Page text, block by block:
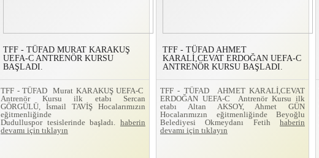
TFF - TÜFAD MURAT KARAKUŞ
UEFA-C ANTRENÖR KURSU
BAŞLADI.
TFF - TÜFAD Murat KARAKUŞ UEFA-C
Antrenör Kursu ilk etabı Sercan
GÖRGÜLÜ, İsmail TAVİŞ Hocalarımızın
eğitmenliğinde
Dudulluspor tesislerinde başladı. haberin
devamı için tıklayın
TFF - TÜFAD AHMET
KARALİ,CEVAT ERDOĞAN UEFA-C
ANTRENÖR KURSU BAŞLADI.
TFF - TÜFAD AHMET KARALİ,CEVAT
ERDOĞAN UEFA-C Antrenör Kursu ilk
etabı Altan AKSOY, Ahmet GÜN
Hocalarımızın eğitmenliğinde Beyoğlu
Belediyesi Okmeydanı Fetih haberin
devamı için tıklayın